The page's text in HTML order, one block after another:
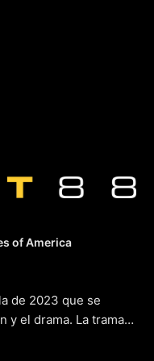
of America
de 2023 que se
y el drama. La trama
planean y